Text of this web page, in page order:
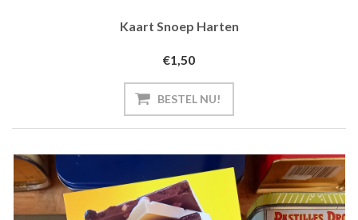
Kaart Snoep Harten
€1,50
BESTEL NU!